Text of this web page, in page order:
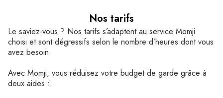
Nos tarifs
Le saviez-vous ? Nos tarifs s’adaptent au service Momji
choisi et sont dégressifs selon le nombre d’heures dont vous
avez besoin.
Avec Momji, vous réduisez votre budget de garde grâce à
deux aides :